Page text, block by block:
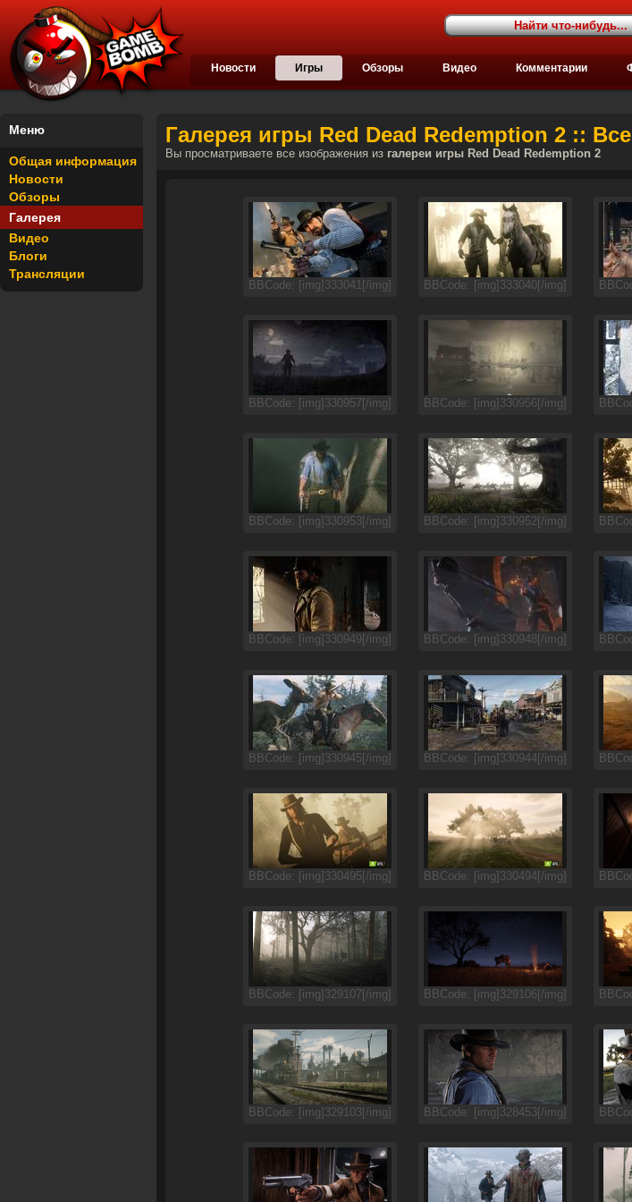
Новости Игры Обзоры Видео Комментарии
Меню
Общая информация
Новости
Обзоры
Галерея
Видео
Блоги
Трансляции
Галерея игры Red Dead Redemption 2 ::
Вы просматриваете все изображения из галереи игры Red Dead Redemption 2
BBCode: [img]333041[/img] BBCode: [img]333040[/img]
BBCode: [img]330957[/img] BBCode: [img]330956[/img]
BBCode: [img]330953[/img] BBCode: [img]330952[/img]
BBCode: [img]330949[/img] BBCode: [img]330948[/img]
BBCode: [img]330945[/img] BBCode: [img]330944[/img]
BBCode: [img]330495[/img] BBCode: [img]330494[/img]
BBCode: [img]329107[/img] BBCode: [img]329106[/img]
BBCode: [img]329103[/img] BBCode: [img]328453[/img]